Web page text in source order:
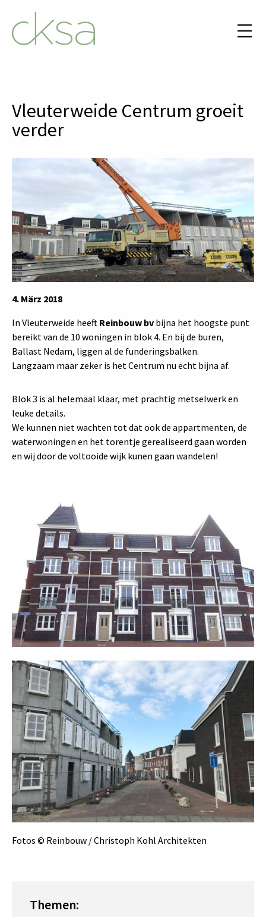
Vleuterweide Centrum groeit
verder
4. März 2018
In Vleuterweide heeft Reinbouw bv bijna het hoogste punt
bereikt van de 10 woningen in blok 4. En bij de buren,
Ballast Nedam, liggen al de funderingsbalken.
Langzaam maar zeker is het Centrum nu echt bijna af.
Blok 3 is al helemaal klaar, met prachtig metselwerk en
leuke details.
We kunnen niet wachten tot dat ook de appartmenten, de
waterwoningen en het torentje gerealiseerd gaan worden
en wij door de voltooide wijk kunen gaan wandelen!
Fotos © Reinbouw / Christoph Kohl Architekten
Themen: